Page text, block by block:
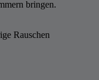
bringen.
Rauschen